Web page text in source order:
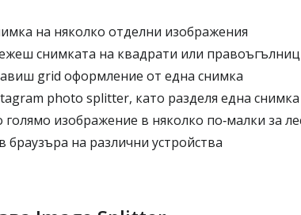
на няколко отделни изображения
снимката на квадрати или
grid оформление от една снимка
photo splitter, като разделя една снимка
изображение в няколко по‑малки за
на различни устройства